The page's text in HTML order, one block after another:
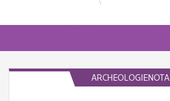
ARCHEOLOGIENOTA